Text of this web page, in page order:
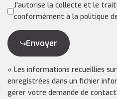
J'autorise la collecte et le
conformément à la politique
Envoyer
« Les informations recueillies
enregistrées dans un fichier
gérer votre demande de